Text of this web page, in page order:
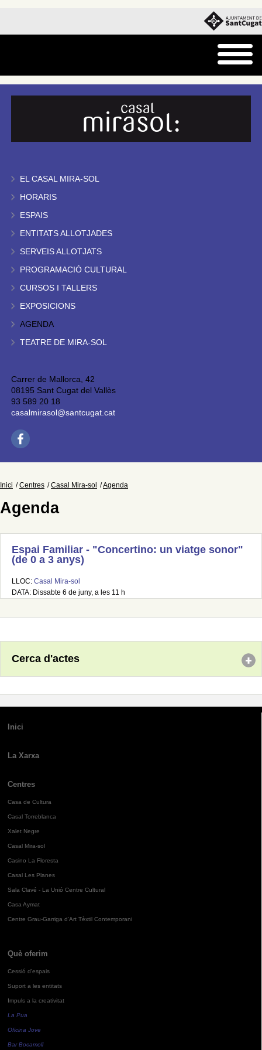
EL CASAL MIRA-SOL
HORARIS
ESPAIS
ENTITATS ALLOTJADES
SERVEIS ALLOTJATS
PROGRAMACIÓ CULTURAL
CURSOS I TALLERS
EXPOSICIONS
AGENDA
TEATRE DE MIRA-SOL
Carrer de Mallorca, 42
08195 Sant Cugat del Vallès
93 589 20 18
casalmirasol@santcugat.cat
Inici Centres Casal Mira-sol Agenda
Agenda
Espai Familiar - "Concertino: un viatge sonor"
(de 0 a 3 anys)
LLOC: Casal Mira-sol
DATA: Dissabte 6 de juny, a les 11 h
Cerca d'actes
Inici
La Xarxa
Centres
Casa de Cultura
Casal Torreblanca
Xalet Negre
Casal Mira-sol
Casino La Floresta
Casal Les Planes
Sala Clavé - La Unió Centre Cultural
Casa Aymat
Centre Grau-Garriga d'Art Tèxtil Contemporani
Què oferim
Cessió d'espais
Suport a les entitats
Impuls a la creativitat
La Pua
Oficina Jove
Bar Bocamoll